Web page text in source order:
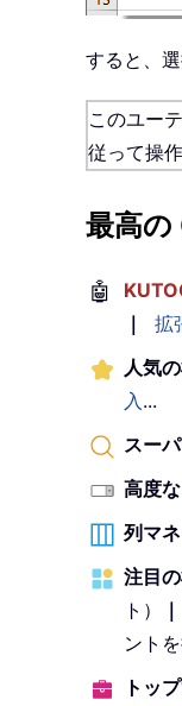
すると、
このユー
従って操
最高の
🤖
｜
拡
人気
入...
スー
高度
列マ
注目
ト）
｜
ント
トッ